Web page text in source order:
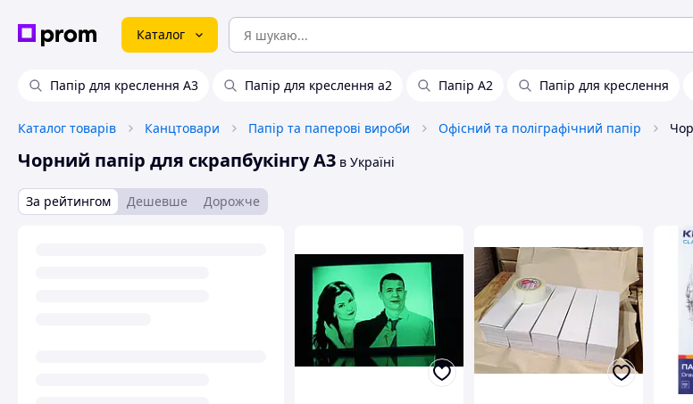
Каталог
Папір для креслення А3 Папір для креслення а2 Папір А2 Папір для креслення
Каталог товарів Канцтовари Папір та паперові вироби Офісний та поліграфічний папір
Чорний папір для скрапбукінгу А3 в Україні
За рейтингом Дешевше Дорожче